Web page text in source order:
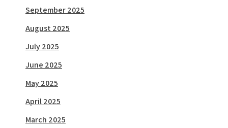
September 2025
August 2025
July 2025
June 2025
May 2025
April 2025
March 2025